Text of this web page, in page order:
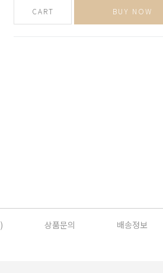
CART BUY NOW
) 상품문의 배송정보